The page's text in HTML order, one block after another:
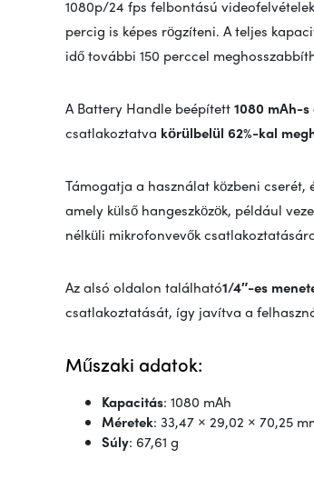
1080p/24 fps felbontású
percig is képes rögzíteni. A teljes
idő további 150 perccel
A Battery Handle beépített1080 mAh-
csatlakoztatva körülbelül 62%-kal
Támogatja a használat közbeni cserét,
amely külső hangeszközök, például
nélküli mikrofonvevők
Az alsó oldalon található1/4″-es
csatlakoztatását, így javítva a
Műszaki adatok:
Kapacitás: 1080 mAh
Méretek: 33,47 × 29,02 × 70,25
Súly: 67,61 g